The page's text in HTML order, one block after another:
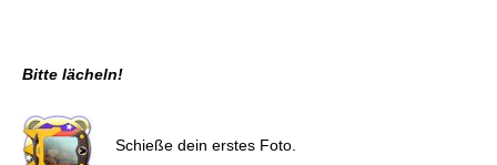
Bitte lächeln!
Schieße dein erstes Foto.